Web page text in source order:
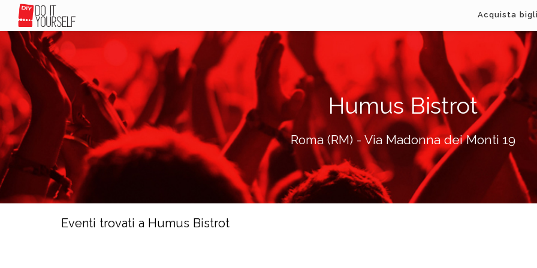
Acquista
Humus Bistrot
Roma (RM) - Via Madonna dei Monti 19
Eventi trovati a Humus Bistrot